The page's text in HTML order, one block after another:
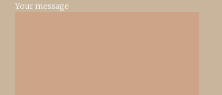
Your message